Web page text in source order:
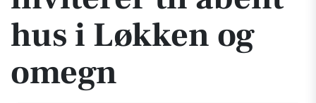
hus i Løkken og
omegn